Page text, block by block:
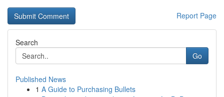
Report Page
Search
Go
Published News
1 A Guide to Purchasing Bullets